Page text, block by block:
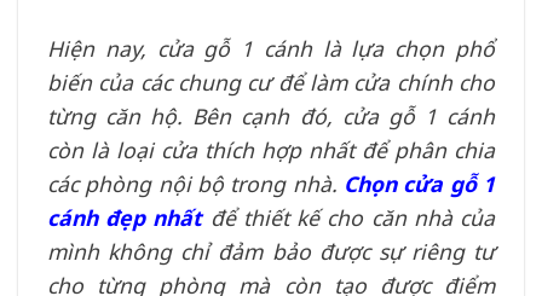
Hiện nay, cửa gỗ 1 cánh là lựa chọn phổ
biến của các chung cư để làm cửa chính cho
từng căn hộ. Bên cạnh đó, cửa gỗ 1 cánh
còn là loại cửa thích hợp nhất để phân chia
các phòng nội bộ trong nhà. Chọn cửa gỗ 1
cánh đẹp nhấtđể thiết kế cho căn nhà của
mình không chỉ đảm bảo được sự riêng tư
cho từng phòng mà còn tạo được điểm